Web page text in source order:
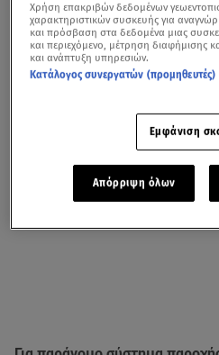
Χρήση επακριβών δεδομένων
χαρακτηριστικών συσκευής για
και πρόσβαση στα δεδομένα μιας
και περιεχόμενο, μέτρηση διαφήμισης
και ανάπτυξη υπηρεσιών.
Κατάλογος συνεργατών (προμηθευτές)
Εμφάνιση
Απόρριψη όλων